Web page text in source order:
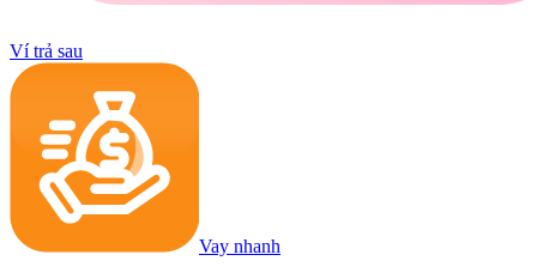
Ví trả sau
Vay nhanh